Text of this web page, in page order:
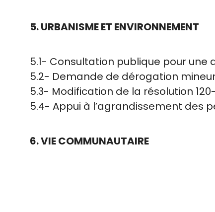
5. URBANISME ET ENVIRONNEMENT
5.1- Consultation publique pour
5.2- Demande de dérogation
5.3- Modification de la résolution
5.4- Appui à l’agrandissement des
6. VIE COMMUNAUTAIRE